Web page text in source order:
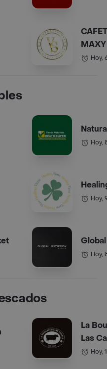
COL.).
Hoy,
Hoy,
Hoy,
Hoy,
La
Las
Hoy,